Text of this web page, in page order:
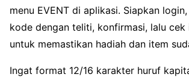
menu EVENT di aplikasi. Siapkan
kode dengan teliti, konfirmasi, lalu cek
untuk memastikan hadiah dan item
Ingat format 12/16 karakter huruf